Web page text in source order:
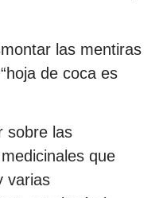
las mentiras
de coca es
sobre las
que
varias